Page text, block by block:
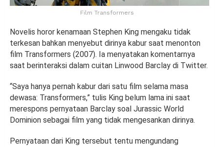
Film Transformers
Novelis horor kenamaan Stephen King mengaku tidak
terkesan bahkan menyebut dirinya kabur saat menonton
film Transformers (2007). Ia menyatakan komentarnya
saat berinteraksi dalam cuitan Linwood Barclay di Twitter.
“Saya hanya pernah kabur dari satu film selama masa
dewasa: Transformers,” tulis King belum lama ini saat
merespons pernyataan Barclay soal Jurassic World
Dominion sebagai film yang tidak mengesankan dirinya.
Pernyataan dari King tersebut tentu mengundang